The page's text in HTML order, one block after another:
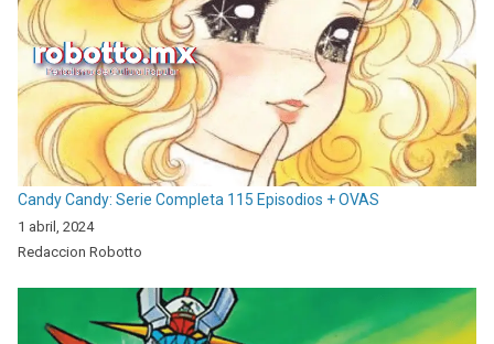
Candy Candy: Serie Completa 115 Episodios + OVAS
1 abril, 2024
Redaccion Robotto